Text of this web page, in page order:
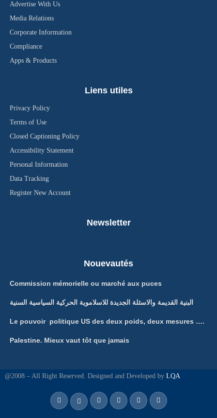
Advertise With Us
Media Relations
Corporate Information
Compliance
Apps & Products
Liens utiles
Privacy Policy
Terms of Use
Closed Captioning Policy
Accessibility Statement
Personal Information
Data Tracking
Register New Account
Newsletter
Nouevautés
Commission mémorielle ou marché aux puces
البنية القديمة والاسئلة الجديدة للاسلاموية الحركية السياسية السنية
Le pouvoir politique US des deux poids, deux mesures ….
Palestine. Mieux vaut tôt que jamais
@2008 – All Right Reserved. Designed and Developed by LQA